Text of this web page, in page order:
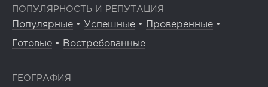
ПОПУЛЯРНОСТЬ И РЕПУТАЦИЯ
Популярные • Успешные • Проверенные •
Готовые • Востребованные
ГЕОГРАФИЯ